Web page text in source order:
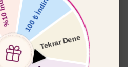
Küt
₺ 466.65